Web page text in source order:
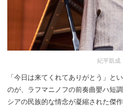
紀平凱成
「今日は来てくれてありがとう」と
のが、ラフマニノフの前奏曲嬰ハ短
シアの民族的な情念が凝縮された傑